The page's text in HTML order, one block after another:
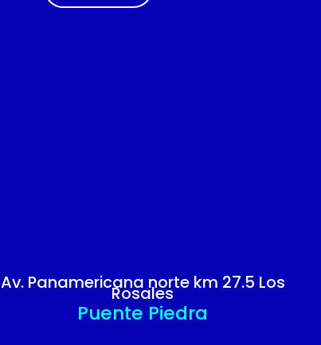
Av. Panamericana norte km 27.5 Los
Rosales
Puente Piedra